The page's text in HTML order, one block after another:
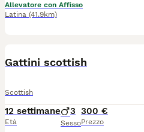
Allevatore con Affisso
Latina (41.9km)
Gattini scottish
Scottish
12 settimane
Età
3
Sesso
300 €
Prezzo